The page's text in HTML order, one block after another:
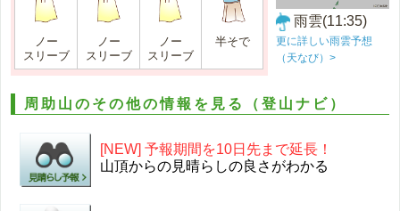
ノー
スリーブ
ノー
スリーブ
ノー
スリーブ
半そで
雨雲(11:35)
更に詳しい雨雲予想
（天なび）>
周助山のその他の情報を見る（登山ナビ）
[NEW] 予報期間を10日先まで延長！
山頂からの見晴らしの良さがわかる